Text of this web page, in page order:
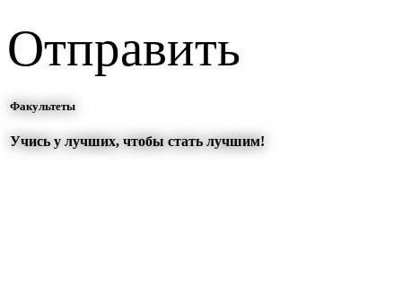
Отправить
Факультеты
Учись у лучших, чтобы стать лучшим!